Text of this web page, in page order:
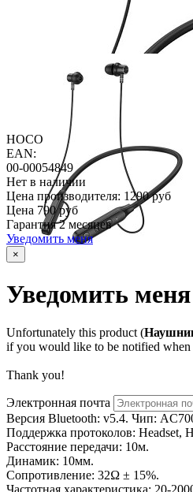
HOCO
EAN:
00-00054849
Нет в наличии
Цена производителя: 1290 руб
Цена 790 руб
Гарантия 2 месяцев
Уведомить меня
×
Уведомить меня
Unfortunately this product (
if you would like to be notified
Thank you!
Электронная почта
Версия Bluetooth: v5.4. Чип:
Поддержка протоколов: Headset,
Расстояние передачи: 10м.
Динамик: 10мм.
Сопротивление: 32Ω ± 15%.
Частотная характеристика: 20-